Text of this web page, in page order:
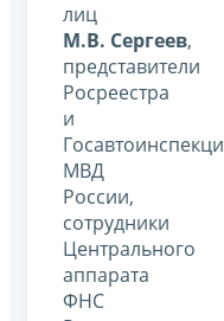
лиц
М.В. Сергеев,
представители
Росреестра
и
МВД
России,
сотрудники
Центрального
аппарата
ФНС